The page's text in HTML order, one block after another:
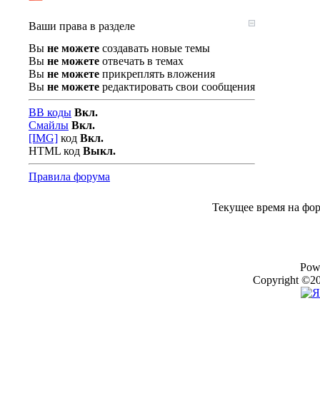
Ваши права в разделе
Вы не можете создавать новые темы
Вы не можете отвечать в темах
Вы не можете прикреплять вложения
Вы не можете редактировать свои сообщения
BB коды Вкл.
Смайлы Вкл.
[IMG] код Вкл.
HTML код Выкл.
Правила форума
Текущее время на
Copyright